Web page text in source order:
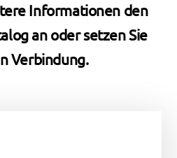
Informationen den
an oder setzen Sie
Verbindung.